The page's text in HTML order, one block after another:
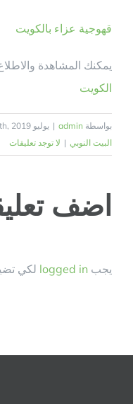
قهوجية عزاء بالكويت
يمكنك المشاهدة
الكويت
بواسطة admin
| يوليو 10th, 2019
البيت النوبي | لا توجد تعليقات
اضف
يجب logged in لكي